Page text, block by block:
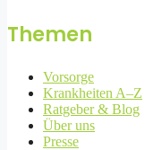
Themen
Vorsorge
Krankheiten A–Z
Ratgeber & Blog
Über uns
Presse